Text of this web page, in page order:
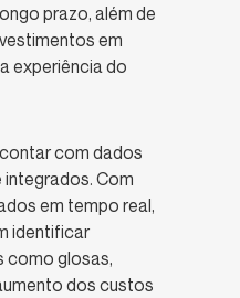
prazo, além de
em
experiência do
com dados
Com
em tempo real,
identificar
como glosas,
dos custos